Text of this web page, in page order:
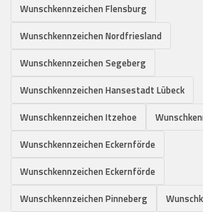
Wunschkennzeichen Flensburg
Wunschkennzeichen Nordfriesland
Wunschkennzeichen Segeberg
Wunschkennzeichen Hansestadt Lübeck
Wunschkennzeichen Itzehoe
Wunschkennzeichen Eckernförde
Wunschkennzeichen Eckernförde
Wunschkennzeichen Pinneberg